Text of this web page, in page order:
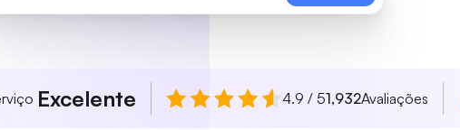
Excelente 4.9 / 51,932Avaliações